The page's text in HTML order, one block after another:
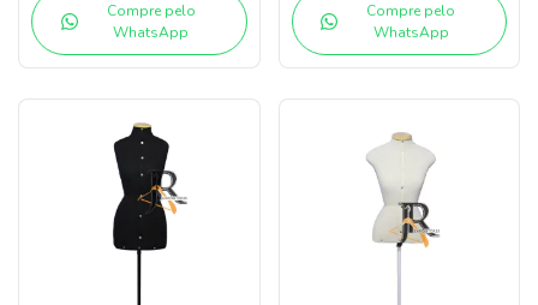
Compre pelo
WhatsApp
Compre pelo
WhatsApp